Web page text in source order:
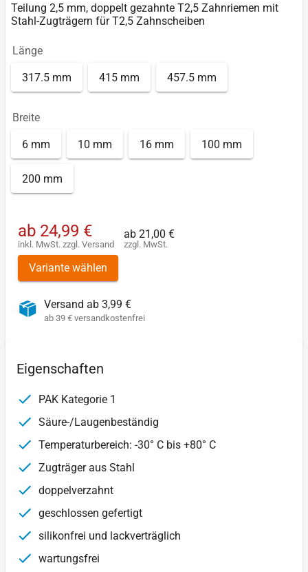
Teilung 2,5 mm, doppelt gezahnte T2,5 Zahnriemen mit
Stahl-Zugträgern für T2,5 Zahnscheiben
Länge
317.5 mm 415 mm 457.5 mm
Breite
6 mm 10 mm 16 mm 100 mm
200 mm
ab 24,99 €
inkl. MwSt. zzgl. Versand
ab 21,00 €
zzgl. MwSt.
Variante wählen
Versand ab 3,99 €
ab 39 € versandkostenfrei
Eigenschaften
PAK Kategorie 1
Säure-/Laugenbeständig
Temperaturbereich: -30° C bis +80° C
Zugträger aus Stahl
doppelverzahnt
geschlossen gefertigt
silikonfrei und lackverträglich
wartungsfrei